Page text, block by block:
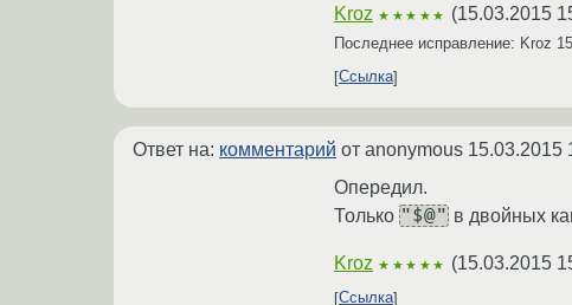
Kroz ★★★★★ (15.03.2015
Последнее исправление: Kroz
Ссылка
Ответ на: комментарий от anonymous 15.03.2015
Опередил.
Только "$@" в двойных
Kroz ★★★★★ (15.03.2015
Ссылка